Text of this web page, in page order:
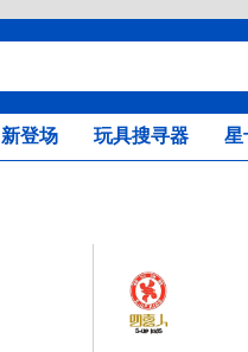
新登场 玩具搜寻器 星